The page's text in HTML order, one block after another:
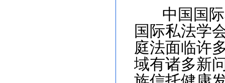
中国国
国际私法学
庭法面临许
域有诸多新